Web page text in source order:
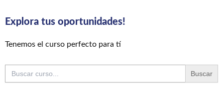
Explora tus oportunidades!
Tenemos el curso perfecto para tí
Buscar: